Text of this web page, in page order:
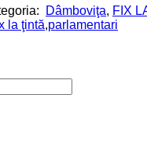
Dâmboviţa, FIX
la ţintă,parlamentari